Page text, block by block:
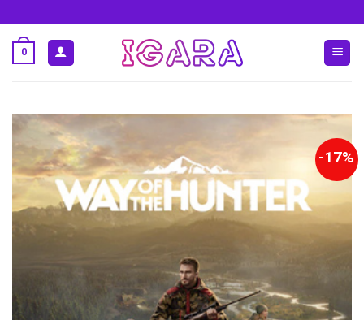
to
content
0
17%-